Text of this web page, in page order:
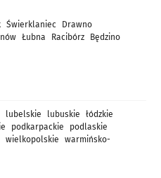
Świerklaniec
Drawno
Łubna Racibórz
Będzino
lubelskie lubuskie
łódzkie
podkarpackie
podlaskie
wielkopolskie
warmińsko-